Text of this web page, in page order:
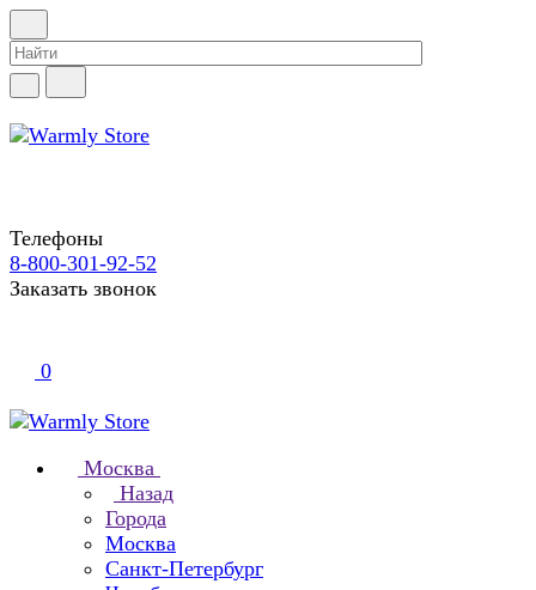
Телефоны
8-800-301-92-52
Заказать звонок
0
Москва
Назад
Города
Москва
Санкт-Петербург